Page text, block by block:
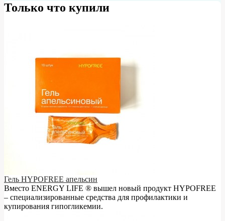
Только что купили
Гель HYPOFREE апельсин
Вместо ENERGY LIFE ® вышел новый продукт HYPOFREE
– cпециализированные средства для профилактики и
купирования гипогликемии.